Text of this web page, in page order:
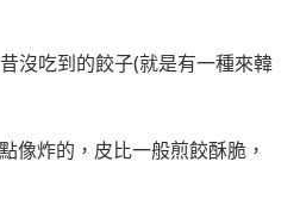
沒吃到的餃子(就是有一種來韓
像炸的，皮比一般煎餃酥脆，